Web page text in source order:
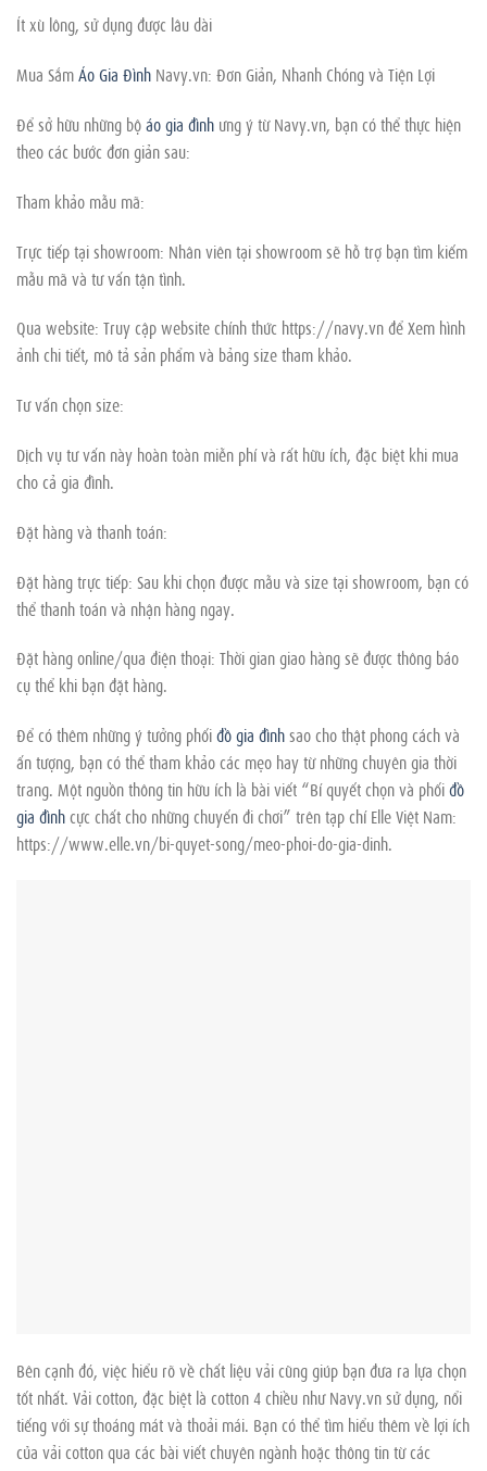
Ít xù lông, sử dụng được lâu dài
Mua SắmÁo Gia Đình Navy.vn: Đơn Giản, Nhanh Chóng và Tiện Lợi
Để sở hữu những bộáo gia đình ưng ý từ Navy.vn, bạn có thể thực hiện
theo các bước đơn giản sau:
Tham khảo mẫu mã:
Trực tiếp tại showroom: Nhân viên tại showroom sẽ hỗ trợ bạn tìm kiếm
mẫu mã và tư vấn tận tình.
Qua website: Truy cập website chính thức https://navy.vn để Xem hình
ảnh chi tiết, mô tả sản phẩm và bảng size tham khảo.
Tư vấn chọn size:
Dịch vụ tư vấn này hoàn toàn miễn phí và rất hữu ích, đặc biệt khi mua
cho cả gia đình.
Đặt hàng và thanh toán:
Đặt hàng trực tiếp: Sau khi chọn được mẫu và size tại showroom, bạn có
thể thanh toán và nhận hàng ngay.
Đặt hàng online/qua điện thoại: Thời gian giao hàng sẽ được thông báo
cụ thể khi bạn đặt hàng.
Để có thêm những ý tưởng phốiđồ gia đìnhsao cho thật phong cách và
ấn tượng, bạn có thể tham khảo các mẹo hay từ những chuyên gia thời
trang. Một nguồn thông tin hữu ích là bài viết “Bí quyết chọn và phốiđồ
gia đìnhcực chất cho những chuyến đi chơi” trên tạp chí Elle Việt Nam:
https://www.elle.vn/bi-quyet-song/meo-phoi-do-gia-dinh.
Bên cạnh đó, việc hiểu rõ về chất liệu vải cũng giúp bạn đưa ra lựa chọn
tốt nhất. Vải cotton, đặc biệt là cotton 4 chiều như Navy.vn sử dụng, nổi
tiếng với sự thoáng mát và thoải mái. Bạn có thể tìm hiểu thêm về lợi ích
của vải cotton qua các bài viết chuyên ngành hoặc thông tin từ các